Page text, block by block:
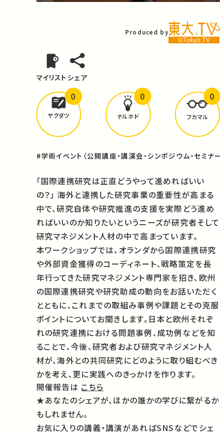
Produced by
マイリスト シェア
どんな学びがありましたか？
ヤクダツ
0
ナルホド
0
フカマル
0
#学術イベント（公開講座・講演会・シンポジウム・セミナ
「国際連携研究は正直どうやって進めればいい
の？」 海外と連携した研究事業の重要性が高まる
中で、研究自体や研究推進の支援を実際どう進め
ればいいのか知りたいというニーズが研究者そして
研究マネジメント人材の中で高まっています。
本ワークショップでは、オランダから国際連携研究
や外部資金獲得のコーディネート、戦略策定を長
年行ってきた研究マネジメント専門家を招き、欧州
の国際連携研究や研究助成の動向をお話いただく
とともに、これまでの取組み事例や課題とその克服
ポイントについてお聞きします。日本と欧州それぞ
れの研究連携における問題事例、成功例などを知
ることで、今後、研究者および研究マネジメント人
材が、海外との共同研究にどのように取り組むべき
かを考え、更に実践へのきっかけを作ります。
開催報告は こちら
★あなたのシェアが、ほかの誰かの学びに繋がるか
もしれません。
お気に入りの講義・講演があればSNSなどでシェ